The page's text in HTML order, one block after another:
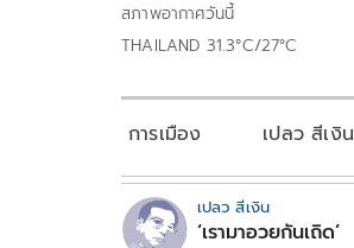
สภาพอากาศวันนี้
THAILAND 31.3°C/27°C
การเมือง เปลว สีเงิน
เปลว สีเงิน
‘เรามาอวยกันเถิด’